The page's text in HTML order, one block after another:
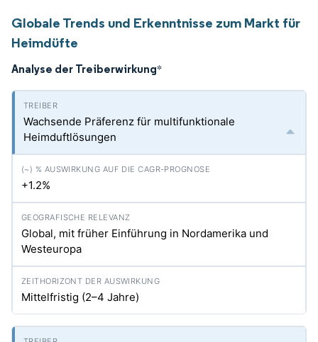
Globale Trends und Erkenntnisse zum Markt für
Heimdüfte
Analyse der Treiberwirkung*
Wachsende Präferenz für multifunktionale
Heimduftlösungen
+1.2%
Global, mit früher Einführung in Nordamerika und
Westeuropa
Mittelfristig (2–4 Jahre)